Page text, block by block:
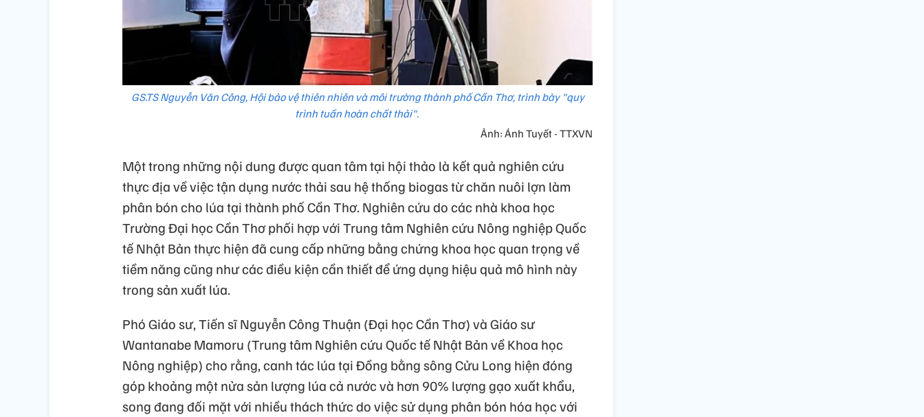
GS.TS Nguyễn Văn Công, Hội bảo vệ thiên nhiên và môi trường thành phố Cần Thơ, trình bày "quy
trình tuần hoàn chất thải".
Ảnh: Ánh Tuyết - TTXVN
Một trong những nội dung được quan tâm tại hội thảo là kết quả nghiên cứu
thực địa về việc tận dụng nước thải sau hệ thống biogas từ chăn nuôi lợn làm
phân bón cho lúa tại thành phố Cần Thơ. Nghiên cứu do các nhà khoa học
Trường Đại học Cần Thơ phối hợp với Trung tâm Nghiên cứu Nông nghiệp Quốc
tế Nhật Bản thực hiện đã cung cấp những bằng chứng khoa học quan trọng về
tiềm năng cũng như các điều kiện cần thiết để ứng dụng hiệu quả mô hình này
trong sản xuất lúa.
Phó Giáo sư, Tiến sĩ Nguyễn Công Thuận (Đại học Cần Thơ) và Giáo sư
Wantanabe Mamoru (Trung tâm Nghiên cứu Quốc tế Nhật Bản về Khoa học
Nông nghiệp) cho rằng, canh tác lúa tại Đồng bằng sông Cửu Long hiện đóng
góp khoảng một nửa sản lượng lúa cả nước và hơn 90% lượng gạo xuất khẩu,
song đang đối mặt với nhiều thách thức do việc sử dụng phân bón hóa học với